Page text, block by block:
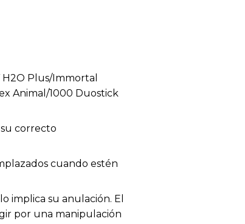
Plus/Immortal
Animal/1000 Duostick
correcto
cuando estén
implica su anulación. El
por una manipulación